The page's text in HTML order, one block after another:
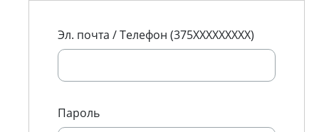
Эл. почта / Телефон (375XXXXXXXXX)
Пароль